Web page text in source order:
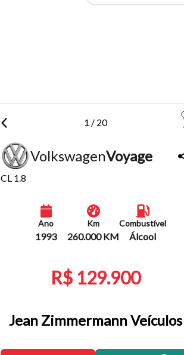
Para
1 / 20
VolkswagenVoyage
CL 1.8
Ano
1993
Km
260.000 KM
Combustível
Álcool
R$ 129.900
Jean Zimmermann Veículos